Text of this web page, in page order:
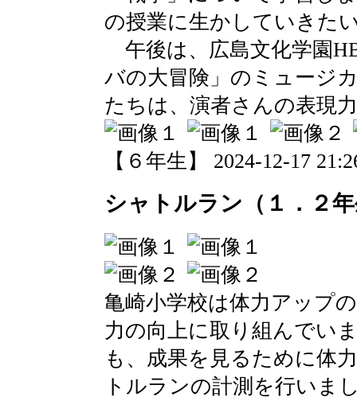
の授業に生かしていきた
午後は、広島文化学園
バの大冒険」のミュージ
たちは、演者さんの表現
【６年生】 2024-12-17
シャトルラン（１．２
亀崎小学校は体力アップ
力の向上に取り組んでい
も、成果を見るために体
トルランの計測を行いま